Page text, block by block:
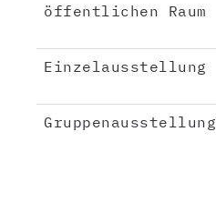
öffentlichen Raum
Einzelausstellung
Gruppenausstellung